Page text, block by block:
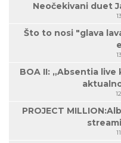
Neočekivani duet
Što to nosi "glava
BOA II: „Absentia
PROJECT